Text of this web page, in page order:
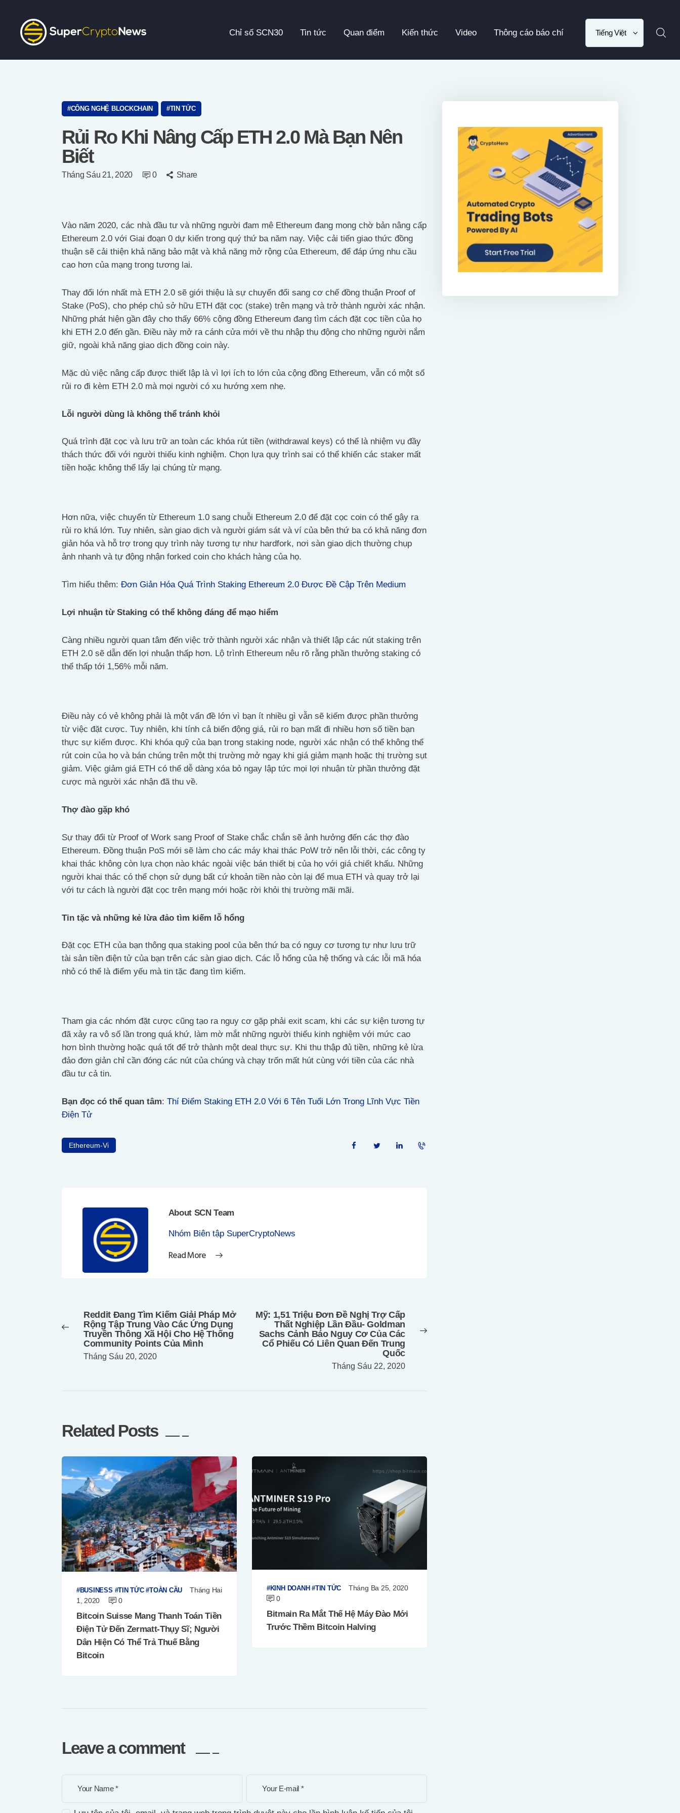
Chỉ số SCN30 Tin tức Quan điểm Kiến thức Video Thông cáo báo chí
Video
CÔNG NGHỆ BLOCKCHAIN TIN TỨC
Rủi Ro Khi Nâng Cấp ETH 2.0 Mà Bạn Nên
Biết
Tháng Sáu 21, 2020 0 Share
Vào năm 2020, các nhà đầu tư và những người đam mê Ethereum đang mong chờ bản nâng cấp
Ethereum 2.0 với Giai đoạn 0 dự kiến trong quý thứ ba năm nay. Việc cải tiến giao thức đồng
thuận sẽ cải thiện khả năng bảo mật và khả năng mở rộng của Ethereum, để đáp ứng nhu cầu
cao hơn của mạng trong tương lai.
Thay đổi lớn nhất mà ETH 2.0 sẽ giới thiệu là sự chuyển đổi sang cơ chế đồng thuận Proof of
Stake (PoS), cho phép chủ sở hữu ETH đặt cọc (stake) trên mạng và trở thành người xác nhận.
Những phát hiện gần đây cho thấy 66% cộng đồng Ethereum đang tìm cách đặt cọc tiền của họ
khi ETH 2.0 đến gần. Điều này mở ra cánh cửa mới về thu nhập thụ động cho những người nắm
giữ, ngoài khả năng giao dịch đồng coin này.
Mặc dù việc nâng cấp được thiết lập là vì lợi ích to lớn của cộng đồng Ethereum, vẫn có một số
rủi ro đi kèm ETH 2.0 mà mọi người có xu hướng xem nhẹ.
Lỗi người dùng là không thể tránh khỏi
Quá trình đặt cọc và lưu trữ an toàn các khóa rút tiền (withdrawal keys) có thể là nhiệm vụ đầy
thách thức đối với người thiếu kinh nghiệm. Chọn lựa quy trình sai có thể khiến các staker mất
tiền hoặc không thể lấy lại chúng từ mạng.
Hơn nữa, việc chuyển từ Ethereum 1.0 sang chuỗi Ethereum 2.0 để đặt cọc coin có thể gây ra
rủi ro khá lớn. Tuy nhiên, sàn giao dịch và người giám sát và ví của bên thứ ba có khả năng đơn
giản hóa và hỗ trợ trong quy trình này tương tự như hardfork, nơi sàn giao dịch thường chụp
ảnh nhanh và tự động nhận forked coin cho khách hàng của họ.
Tìm hiểu thêm: Đơn Giản Hóa Quá Trình Staking Ethereum 2.0 Được Đề Cập Trên Medium
Lợi nhuận từ Staking có thể không đáng để mạo hiểm
Càng nhiều người quan tâm đến việc trở thành người xác nhận và thiết lập các nút staking trên
ETH 2.0 sẽ dẫn đến lợi nhuận thấp hơn. Lộ trình Ethereum nêu rõ rằng phần thưởng staking có
thể thấp tới 1,56% mỗi năm.
Điều này có vẻ không phải là một vấn đề lớn vì bạn ít nhiều gì vẫn sẽ kiếm được phần thưởng
từ việc đặt cược. Tuy nhiên, khi tính cả biến động giá, rủi ro bạn mất đi nhiều hơn số tiền bạn
thực sự kiếm được. Khi khóa quỹ của bạn trong staking node, người xác nhận có thể không thể
rút coin của họ và bán chúng trên một thị trường mở ngay khi giá giảm mạnh hoặc thị trường sụt
giảm. Việc giảm giá ETH có thể dễ dàng xóa bỏ ngay lập tức mọi lợi nhuận từ phần thưởng đặt
cược mà người xác nhận đã thu về.
Thợ đào gặp khó
Sự thay đổi từ Proof of Work sang Proof of Stake chắc chắn sẽ ảnh hưởng đến các thợ đào
Ethereum. Đồng thuận PoS mới sẽ làm cho các máy khai thác PoW trở nên lỗi thời, các công ty
khai thác không còn lựa chọn nào khác ngoài việc bán thiết bị của họ với giá chiết khấu. Những
người khai thác có thể chọn sử dụng bất cứ khoản tiền nào còn lại để mua ETH và quay trở lại
với tư cách là người đặt cọc trên mạng mới hoặc rời khỏi thị trường mãi mãi.
Tin tặc và những kẻ lừa đảo tìm kiếm lỗ hổng
Đặt cọc ETH của bạn thông qua staking pool của bên thứ ba có nguy cơ tương tự như lưu trữ
tài sản tiền điện tử của bạn trên các sàn giao dịch. Các lỗ hổng của hệ thống và các lỗi mã hóa
nhỏ có thể là điểm yếu mà tin tặc đang tìm kiếm.
Tham gia các nhóm đặt cược cũng tạo ra nguy cơ gặp phải exit scam, khi các sự kiện tương tự
đã xảy ra vô số lần trong quá khứ, làm mờ mắt những người thiếu kinh nghiệm với mức cao
hơn bình thường hoặc quá tốt để trở thành một deal thực sự. Khi thu thập đủ tiền, những kẻ lừa
đảo đơn giản chỉ cần đóng các nút của chúng và chạy trốn mất hút cùng với tiền của các nhà
đầu tư cả tin.
Bạn đọc có thể quan tâm: Thí Điểm Staking ETH 2.0 Với 6 Tên Tuổi Lớn Trong Lĩnh Vực Tiền
Điện Tử
Ethereum-Vi
About SCN Team
Nhóm Biên tập SuperCryptoNews
Read More
bài
viết
Previous
post:
Reddit Đang Tìm Kiếm Giải Pháp Mở
Rộng Tập Trung Vào Các Ứng Dụng
Truyền Thông Xã Hội Cho Hệ Thống
Community Points Của Mình
Tháng Sáu 20, 2020
Next
post:
Mỹ: 1,51 Triệu Đơn Đề Nghị Trợ Cấp
Thất Nghiệp Lần Đầu- Goldman
Sachs Cảnh Báo Nguy Cơ Của Các
Cổ Phiếu Có Liên Quan Đến Trung
Quốc
Tháng Sáu 22, 2020
Related Posts
BUSINESS TIN TỨC TOÀN CẦU
Tháng Hai
1, 2020
0
Bitcoin Suisse Mang Thanh Toán Tiền
Điện Tử Đến Zermatt-Thụy Sĩ; Người
Dân Hiện Có Thể Trả Thuế Bằng
Bitcoin
KINH DOANH TIN TỨC
Tháng Ba 25, 2020
0
Bitmain Ra Mắt Thế Hệ Máy Đào Mới
Trước Thềm Bitcoin Halving
Leave a comment